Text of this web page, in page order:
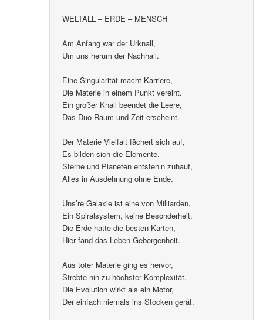
WELTALL – ERDE – MENSCH
Am Anfang war der Urknall,
Um uns herum der Nachhall.
Eine Singularität macht Karriere,
Die Materie in einem Punkt vereint.
Ein großer Knall beendet die Leere,
Das Duo Raum und Zeit erscheint.
Der Materie Vielfalt fächert sich auf,
Es bilden sich die Elemente.
Sterne und Planeten entsteh’n zuhauf,
Alles in Ausdehnung ohne Ende.
Uns’re Galaxie ist eine von Milliarden,
Ein Spiralsystem, keine Besonderheit.
Die Erde hatte die besten Karten,
Hier fand das Leben Geborgenheit.
Aus toter Materie ging es hervor,
Strebte hin zu höchster Komplexität.
Die Evolution wirkt als ein Motor,
Der einfach niemals ins Stocken gerät.